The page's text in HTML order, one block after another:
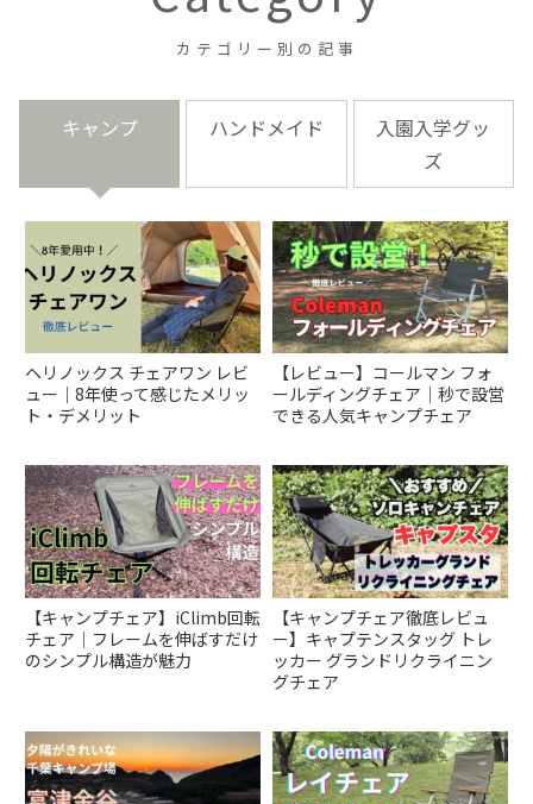
キャンプ
ヘリノックス チェアワン レビ
ュー｜8年使って感じたメリッ
ト・デメリット
【レビュー】コールマン フォ
ールディングチェア｜秒で設営
できる人気キャンプチェア
【キャンプチェア】iClimb回転
チェア｜フレームを伸ばすだけ
のシンプル構造が魅力
【キャンプチェア徹底レビュ
ー】キャプテンスタッグ トレ
ッカー グランドリクライニン
グチェア
ハンドメイド
入園入学グッ
ズ